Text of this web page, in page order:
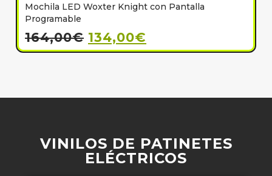
Mochila LED Woxter Knight con Pantalla
Programable
164,00€ 134,00€
VINILOS DE PATINETES
ELÉCTRICOS